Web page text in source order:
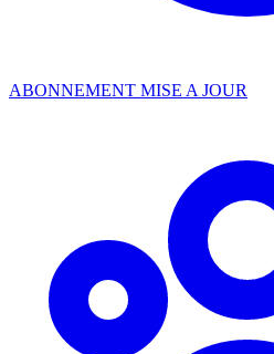
ABONNEMENT MISE A JOUR